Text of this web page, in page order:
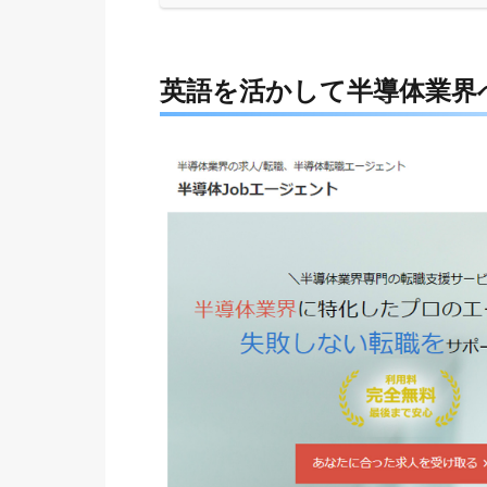
英語を活かして半導体業界